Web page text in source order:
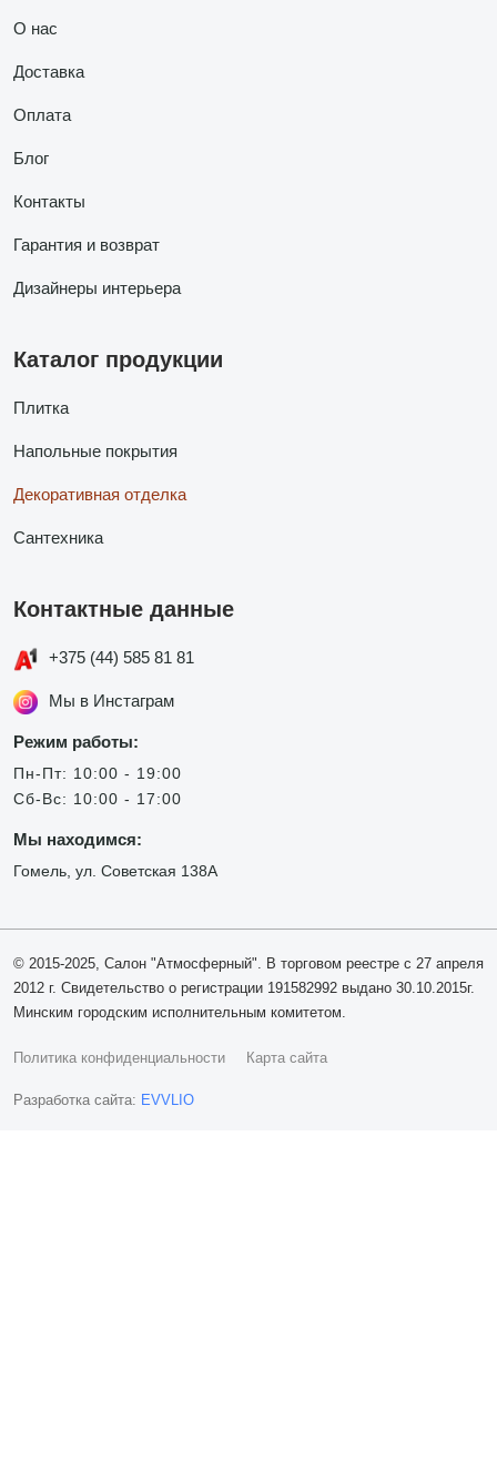
О нас
Доставка
Оплата
Блог
Контакты
Гарантия и возврат
Дизайнеры интерьера
Каталог продукции
Плитка
Напольные покрытия
Декоративная отделка
Сантехника
Контактные данные
+375 (44) 585 81 81
Мы в Инстаграм
Режим работы:
Пн-Пт: 10:00 - 19:00
Сб-Вс: 10:00 - 17:00
Мы находимся:
Гомель, ул. Советская 138А
© 2015-2025, Салон "Атмосферный". В торговом реестре с 27 апреля
2012 г. Свидетельство о регистрации 191582992 выдано 30.10.2015г.
Минским городским исполнительным комитетом.
Политика конфиденциальности Карта сайта
Разработка сайта: EVVLIO